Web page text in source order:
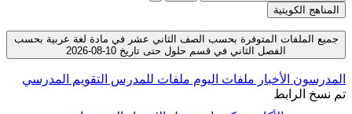
المناهج الكويتية
جميع الملفات المتوفرة بحسب الصف الثاني عشر في مادة لغة عربية بحسب
الفصل الثاني في قسم حلول حتى تاريخ 10-08-2026
المدرسون الأخبار ملفات اليوم ملفات للمدرس التقويم المدرسي
تم نسخ الرابط